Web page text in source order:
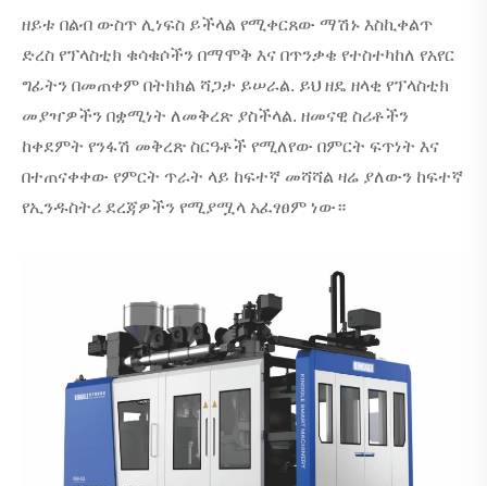
ዘይቱ በልብ ውስጥ ሊነፍስ ይችላል የሚቀርጸው ማሽኑ እስኪቀልጥ
ድረስ የፕላስቲክ ቁሳቁሶችን በማሞቅ እና በጥንቃቄ የተስተካከለ የአየር
ግፊትን በመጠቀም በትክክል ሻጋታ ይሠራል. ይህ ዘዴ ዘላቂ የፕላስቲክ
መያዣዎችን በቋሚነት ለመቅረጽ ያስችላል. ዘመናዊ ስሪቶችን
ከቀደምት የንፋሽ መቅረጽ ስርዓቶች የሚለየው በምርት ፍጥነት እና
በተጠናቀቀው የምርት ጥራት ላይ ከፍተኛ መሻሻል ዛሬ ያለውን ከፍተኛ
የኢንዱስትሪ ደረጃዎችን የሚያሟላ አፈፃፀም ነው።